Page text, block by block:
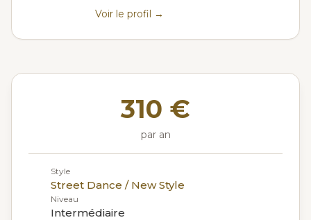
Voir le profil →
310 €
par an
Style
Street Dance / New Style
Niveau
Intermédiaire